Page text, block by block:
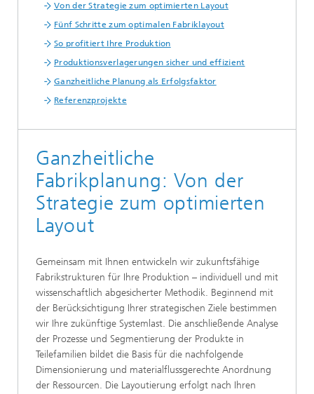
Von der Strategie zum optimierten Layout
Fünf Schritte zum optimalen Fabriklayout
So profitiert Ihre Produktion
Produktionsverlagerungen sicher und effizient
Ganzheitliche Planung als Erfolgsfaktor
Referenzprojekte
Ganzheitliche
Fabrikplanung: Von der
Strategie zum optimierten
Layout
Gemeinsam mit Ihnen entwickeln wir zukunftsfähige
Fabrikstrukturen für Ihre Produktion – individuell und mit
wissenschaftlich abgesicherter Methodik. Beginnend mit
der Berücksichtigung Ihrer strategischen Ziele bestimmen
wir Ihre zukünftige Systemlast. Die anschließende Analyse
der Prozesse und Segmentierung der Produkte in
Teilefamilien bildet die Basis für die nachfolgende
Dimensionierung und materialflussgerechte Anordnung
der Ressourcen. Die Layoutierung erfolgt nach Ihren